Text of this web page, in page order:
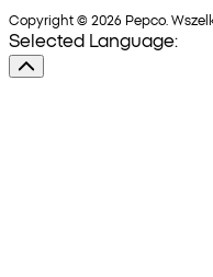
Copyright © 2026 Pepco.
Selected Language: